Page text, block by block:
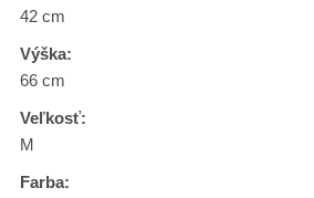
42 cm
Výška:
66 cm
Veľkosť:
M
Farba: